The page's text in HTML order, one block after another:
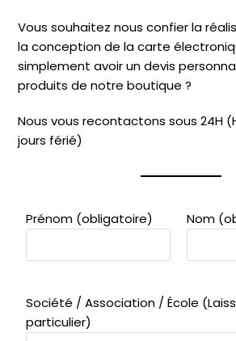
Vous souhaitez nous confier la
la conception de la carte
simplement avoir un devis
produits de notre boutique ?
Nous vous recontactons sous 24H
jours férié)
Prénom (obligatoire) Nom
Société / Association / École
particulier)